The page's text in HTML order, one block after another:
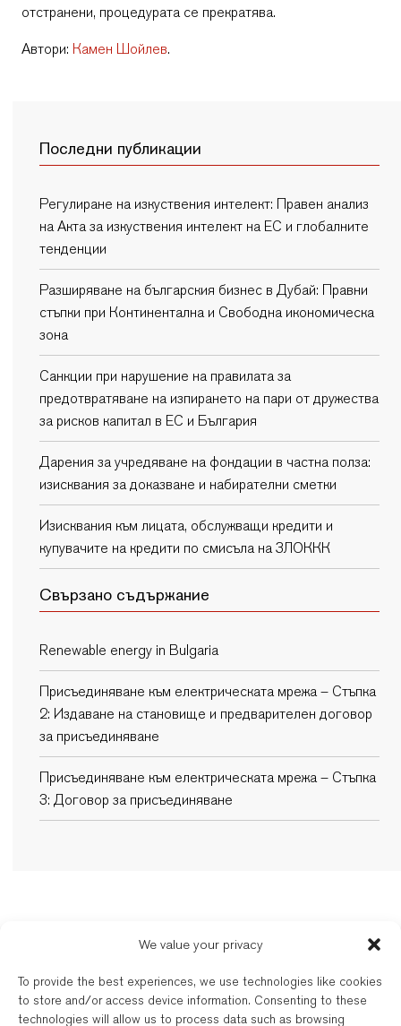
We value your privacy
To provide the best experiences, we use technologies like cookies
to store and/or access device information. Consenting to these
technologies will allow us to process data such as browsing
отстранени, процедурата се прекратява.
Автори: Камен Шойлев.
Последни публикации
Регулиране на изкуствения интелект: Правен анализ
на Акта за изкуствения интелект на ЕС и глобалните
тенденции
Разширяване на българския бизнес в Дубай: Правни
стъпки при Континентална и Свободна икономическа
зона
Санкции при нарушение на правилата за
предотвратяване на изпирането на пари от дружества
за рисков капитал в ЕС и България
Дарения за учредяване на фондации в частна полза:
изисквания за доказване и набирателни сметки
Изисквания към лицата, обслужващи кредити и
купувачите на кредити по смисъла на ЗЛОККК
Свързано съдържание
Renewable energy in Bulgaria
Присъединяване към електрическата мрежа – Стъпка
2: Издаване на становище и предварителен договор
за присъединяване
Присъединяване към електрическата мрежа – Стъпка
3: Договор за присъединяване
New Balkans Law Office
Дейността на българските и международно квалифицирани адвокати на
New Balkans Law Office се регулира от съответната адвокатска колегия
по регистрация. New Balkans Law Office е търговска марка на „Лигъл